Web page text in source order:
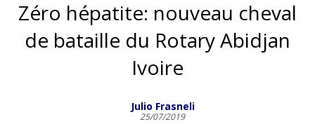
Zéro hépatite: nouveau cheval
de bataille du Rotary Abidjan
Ivoire
Julio Frasneli
25/07/2019